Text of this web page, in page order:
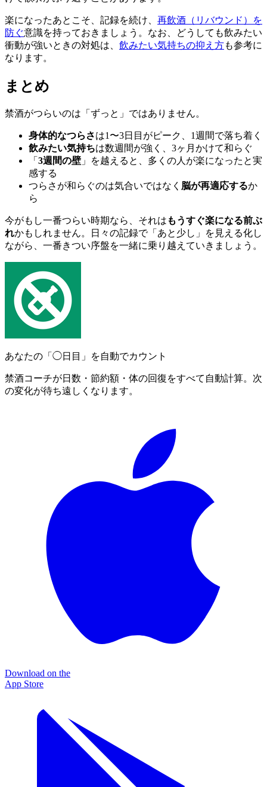
楽になったあとこそ、記録を続け、 再飲酒（リバウンド）を
防ぐ意識を持っておきましょう。なお、どうしても飲みたい
衝動が強いときの対処は、 飲みたい気持ちの抑え方も参考に
なります。
まとめ
禁酒がつらいのは「ずっと」ではありません。
身体的なつらさは1〜3日目がピーク、1週間で落ち着く
飲みたい気持ちは数週間が強く、3ヶ月かけて和らぐ
「 3週間の壁 」を越えると、多くの人が楽になったと実
感する
つらさが和らぐのは気合いではなく 脳が再適応するか
ら
今がもし一番つらい時期なら、それは もうすぐ楽になる前ぶ
れかもしれません。日々の記録で「あと少し」を見える化し
ながら、一番きつい序盤を一緒に乗り越えていきましょう。
あなたの「◯日目」を自動でカウント
禁酒コーチが日数・節約額・体の回復をすべて自動計算。次
の変化が待ち遠しくなります。
Download on the
App Store